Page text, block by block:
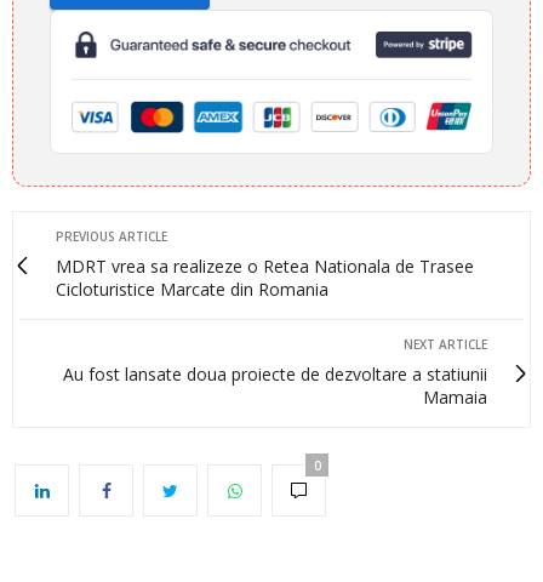
PREVIOUS ARTICLE
MDRT vrea sa realizeze o Retea Nationala de Trasee
Cicloturistice Marcate din Romania
NEXT ARTICLE
Au fost lansate doua proiecte de dezvoltare a statiunii
Mamaia
0